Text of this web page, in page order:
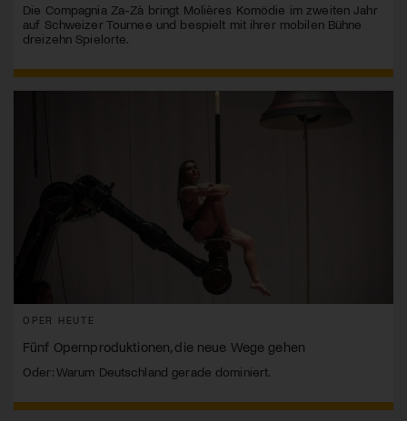
Die Compagnia Za-Zà bringt Molières Komödie im zweiten Jahr
auf Schweizer Tournee und bespielt mit ihrer mobilen Bühne
dreizehn Spielorte.
OPER HEUTE
Fünf Opernproduktionen, die neue Wege gehen
Oder: Warum Deutschland gerade dominiert.